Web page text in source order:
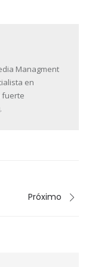
Managment
en
fuerte
Próximo